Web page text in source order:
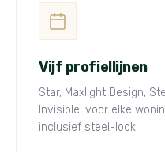
Vijf profiellijnen
Star, Maxlight Design,
Invisible: voor elke
inclusief steel-look.